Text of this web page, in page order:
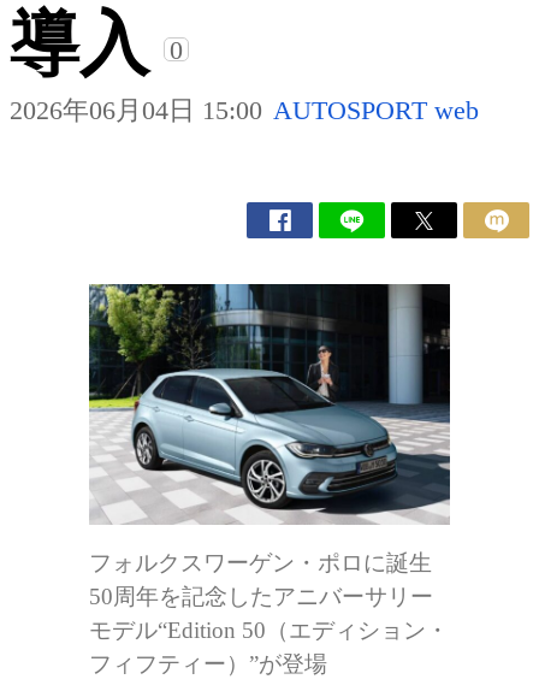
導入
0
2026年06月04日 15:00 AUTOSPORT web
フォルクスワーゲン・ポロに誕生
50周年を記念したアニバーサリー
モデル“Edition 50（エディション・
フィフティー）”が登場